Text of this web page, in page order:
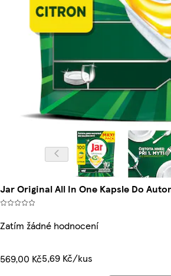
Jar Original All In One Kapsle Do
Zatím žádné hodnocení
569,00 Kč5,69 Kč/kus